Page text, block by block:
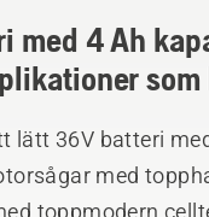
med 4 Ah
som
lätt 36V batteri
med
cellteknik som